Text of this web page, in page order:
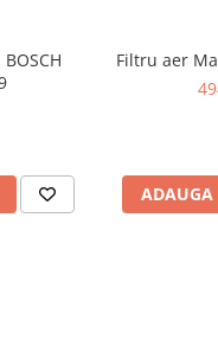
Filtru aer
ADAUGA